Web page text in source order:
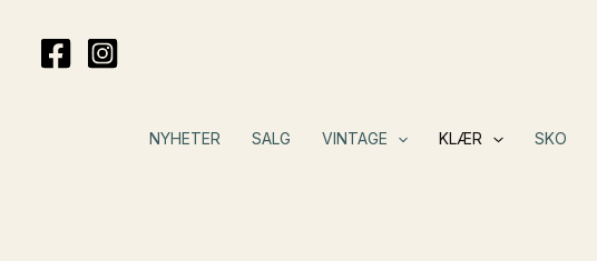
NYHETER SALG VINTAGE KLÆR SKO